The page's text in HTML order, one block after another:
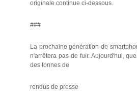
originale continue ci-dessous.
###
La prochaine génération de
n'arrêtera pas de fuir. Aujourd'hui,
des tonnes de
rendus de presse